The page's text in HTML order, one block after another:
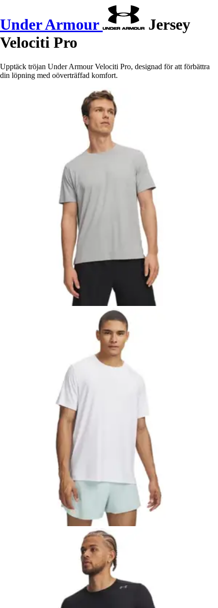
Under Armour
Jersey
Velociti Pro
Upptäck tröjan Under Armour Velociti Pro, designad för att förbättra
din löpning med oöverträffad komfort.